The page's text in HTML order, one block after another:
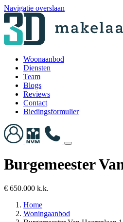
Navigatie overslaan
Woonaanbod
Diensten
Team
Blogs
Reviews
Contact
Biedingsformulier
Burgemeester
€ 650.000 k.k.
Home
Woningaanbod